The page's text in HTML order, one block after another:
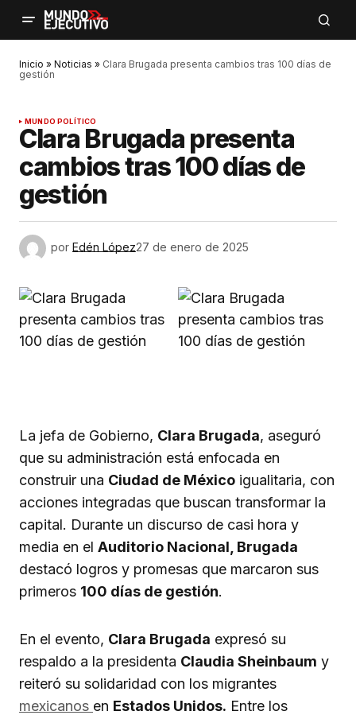
Inicio » Noticias » Clara Brugada presenta cambios tras 100 días de
gestión
MUNDO POLÍTICO
Clara Brugada presenta
cambios tras 100 días de
gestión
por Edén López27 de enero de 2025
La jefa de Gobierno, Clara Brugada, aseguró
que su administración está enfocada en
construir una Ciudad de México igualitaria, con
acciones integradas que buscan transformar la
capital. Durante un discurso de casi hora y
media en el Auditorio Nacional, Brugada
destacó logros y promesas que marcaron sus
primeros 100 días de gestión.
En el evento, Clara Brugada expresó su
respaldo a la presidenta Claudia Sheinbaum y
reiteró su solidaridad con los migrantes
mexicanos en Estados Unidos. Entre los